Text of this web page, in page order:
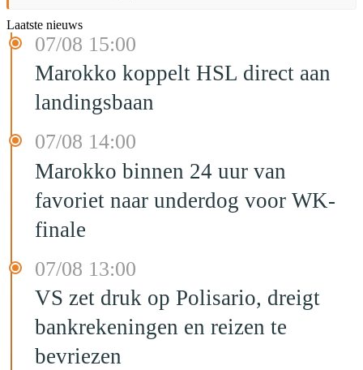
Laatste nieuws
07/08 15:00
Marokko koppelt HSL direct aan
landingsbaan
07/08 14:00
Marokko binnen 24 uur van
favoriet naar underdog voor WK-
finale
07/08 13:00
VS zet druk op Polisario, dreigt
bankrekeningen en reizen te
bevriezen